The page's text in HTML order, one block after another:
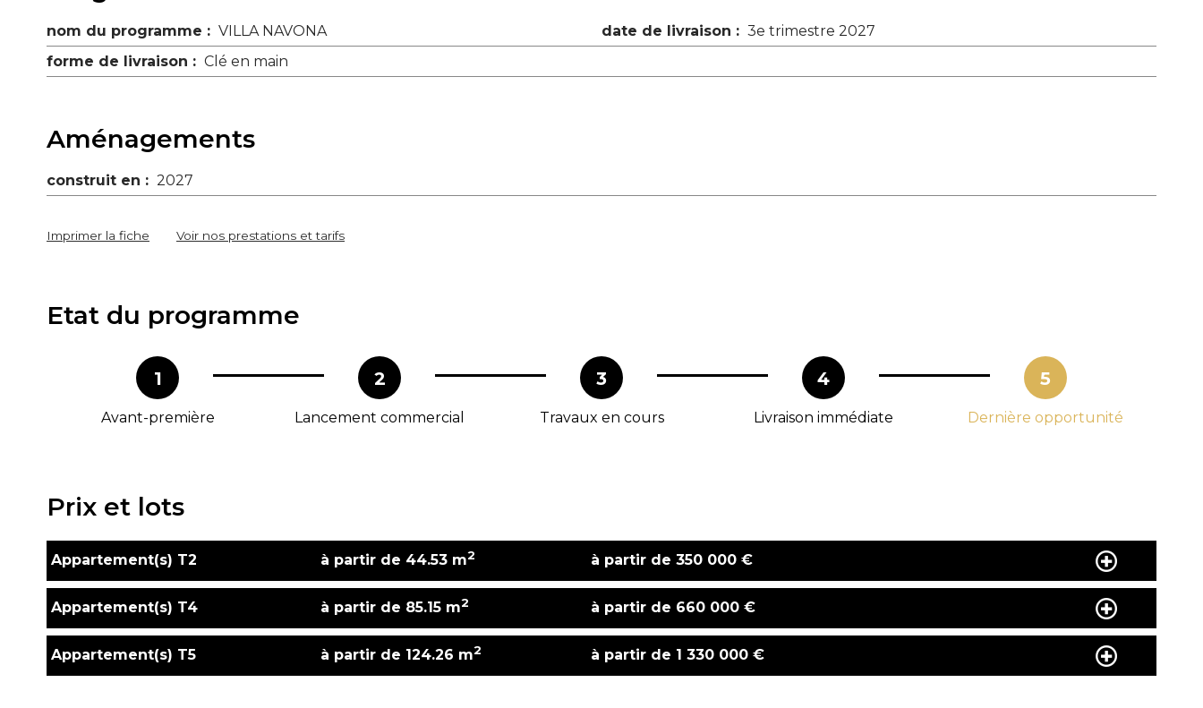
nom du programme : VILLA NAVONA date de livraison : 3e trimestre 2027
forme de livraison : Clé en main
Aménagements
construit en : 2027
Imprimer la fiche Voir nos prestations et tarifs
Etat du programme
1
Avant-première
2
Lancement commercial
3
Travaux en cours
4
Livraison immédiate
5
Dernière opportunité
Prix et lots
Appartement(s) T2 à partir de 44.53 m2 à partir de 350 000 €
Appartement(s) T4 à partir de 85.15 m2 à partir de 660 000 €
Appartement(s) T5 à partir de 124.26 m2 à partir de 1 330 000 €